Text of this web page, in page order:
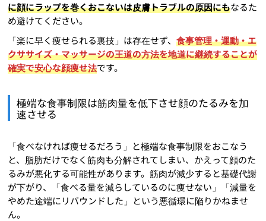
に顔にラップを巻くおこないは皮膚トラブルの原因にもなるた
め避けてください。
「楽に早く痩せられる裏技」は存在せず、食事管理・運動・エ
クササイズ・マッサージの王道の方法を地道に継続することが
確実で安心な顔痩せ法です。
極端な食事制限は筋肉量を低下させ顔のたるみを加
速させる
「食べなければ痩せるだろう」と極端な食事制限をおこなう
と、脂肪だけでなく筋肉も分解されてしまい、かえって顔のた
るみが悪化する可能性があります。筋肉が減少すると基礎代謝
が下がり、「食べる量を減らしているのに痩せない」「減量を
やめた途端にリバウンドした」という悪循環に陥りかねませ
ん。